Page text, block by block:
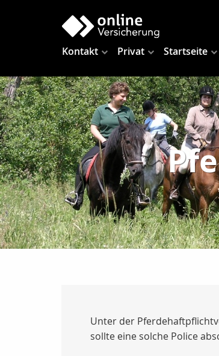
Kontakt Privat Startseite
Unter der
sollte eine solche Police